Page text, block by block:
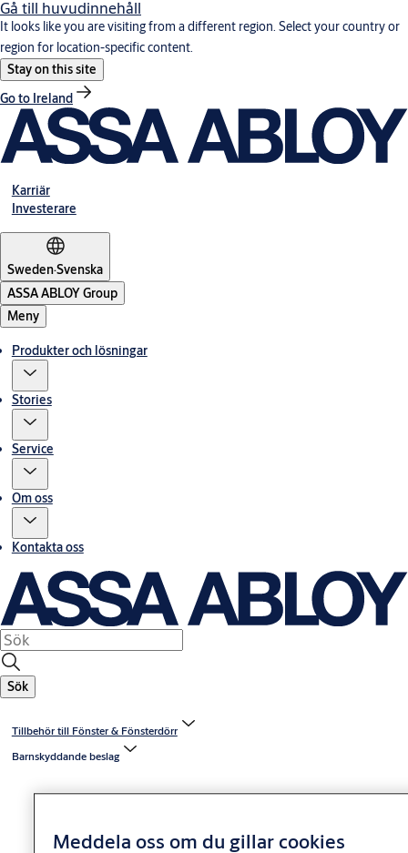
Gå till huvudinnehåll
It looks like you are visiting from a different region. Select your country or
region for location-specific content.
Stay on this site
Go to Ireland
Karriär
Investerare
Sweden·Svenska
ASSA ABLOY Group
Meny
Produkter och lösningar
Stories
Service
Om oss
Kontakta oss
Sök
Tillbehör till Fönster & Fönsterdörr
Barnskyddande beslag
Meddela oss om du gillar cookies